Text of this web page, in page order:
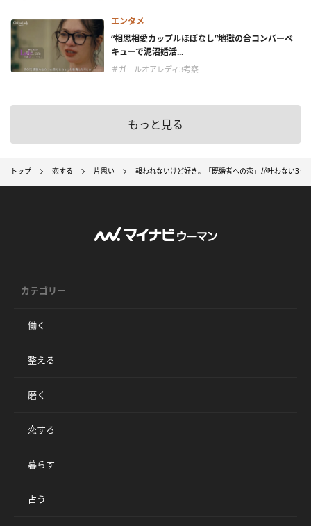
エンタメ
“相思相愛カップルほぼなし”地獄の合コンバーベ
キューで泥沼婚活...
＃ガールオアレディ3考察
もっと見る
トップ 恋する 片思い 報われないけど好き。「既婚者への恋」が叶わない3つ
カテゴリー
働く
整える
磨く
恋する
暮らす
占う